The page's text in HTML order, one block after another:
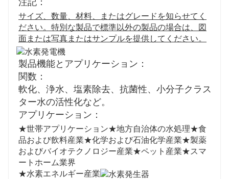
サイズ、数量、材料、またはグレードを知らせてく
ださい。特別な製品で標準以外の製品の場合は、図
面または写真またはサンプルを提供してください。
製品機能とアプリケーション：
関数：
軟化、浄水、塩素除去、抗菌性、小分子クラス
ター水の活性化など。
アプリケーション：
★世帯アプリケーション★地方自治体の水処理★食
品および飲料産業★化学および石油化学産業★製薬
およびバイオテクノロジー産業★ペット産業★スマ
ートホーム業界
★水素エネルギー産業